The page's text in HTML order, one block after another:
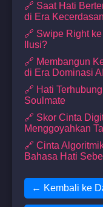
🔗 Saat Hati
di Era
🔗 Swipe Right
Ilusi?
🔗 Membangun
di Era Dominasi
🔗 Hati
Soulmate
🔗 Skor Cinta
Menggoyahkan
🔗 Cinta
Bahasa Hati
← Kembali ke